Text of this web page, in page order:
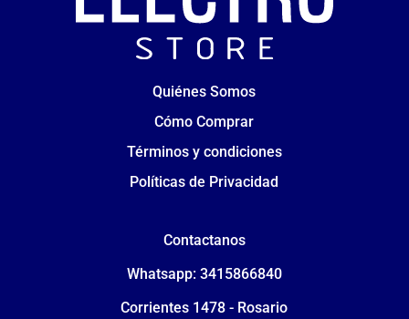
Quiénes Somos
Cómo Comprar
Términos y condiciones
Políticas de Privacidad
Contactanos
Whatsapp: 3415866840
Corrientes 1478 - Rosario